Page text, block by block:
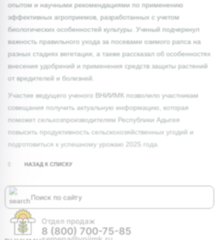
опытом и научными рекомендациями по применению
эффективных агроприемов, разработанных с учетом
биологических особенностей культуры. Ученый подчеркнул
важность правильного ухода за посевами озимого рапса на
разных стадиях вегетации, а также рассказал об особенностях
внесения удобрений и применения средств защиты растений
от вредителей и болезней.
Участие ведущего ученого ВНИИМК позволило участникам
совещания получить актуальную информацию, которая
поможет сельхозпроизводителям Республики Адыгея
повысить продуктивность сельскохозяйственных угодий и
подготовиться к успешному урожаю 2025 года.
НАЗАД К СПИСКУ
Отдел продаж
8 (800) 700-75-85